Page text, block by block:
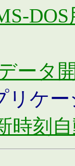
DOS
ータ
リケ
時刻